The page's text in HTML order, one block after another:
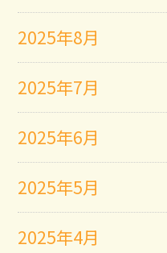
2025年8月
2025年7月
2025年6月
2025年5月
2025年4月